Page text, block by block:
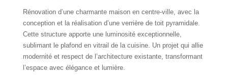
Rénovation d’une charmante maison en centre-ville, avec la
conception et la réalisation d’une verrière de toit pyramidale.
Cette structure apporte une luminosité exceptionnelle,
sublimant le plafond en vitrail de la cuisine. Un projet qui allie
modernité et respect de l’architecture existante, transformant
l’espace avec élégance et lumière.